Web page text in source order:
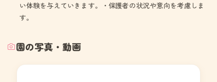
い体験を与えていきます。・保護者の状況や意向を考慮しま
す。
園の写真・動画